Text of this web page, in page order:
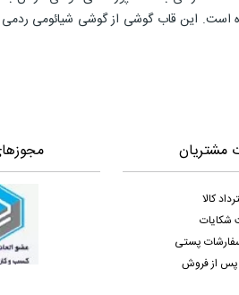
مشتریان
کالا
شکایات
پستی
از فروش